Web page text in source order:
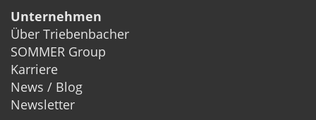
Unternehmen
Über Triebenbacher
SOMMER Group
Karriere
News / Blog
Newsletter